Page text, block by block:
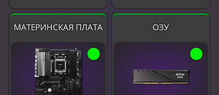
МАТЕРИНСКАЯ ПЛАТА ОЗУ